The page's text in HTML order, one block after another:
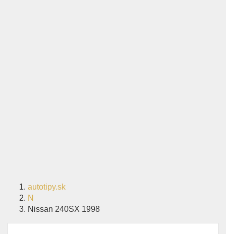
autotipy.sk
N
Nissan 240SX 1998